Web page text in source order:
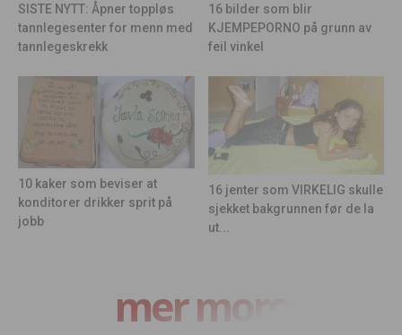
SISTE NYTT: Åpner toppløs
tannlegesenter for menn med
tannlegeskrekk
16 bilder som blir
KJEMPEPORNO på grunn av
feil vinkel
10 kaker som beviser at
konditorer drikker sprit på
jobb
16 jenter som VIRKELIG skulle
sjekket bakgrunnen før de la
ut...
mer moro